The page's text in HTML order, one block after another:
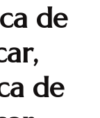
de
de